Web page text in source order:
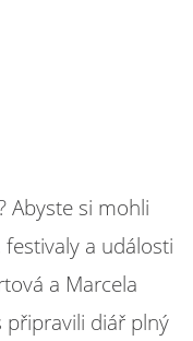
Abyste si mohli
a události
a Marcela
připravili diář plný